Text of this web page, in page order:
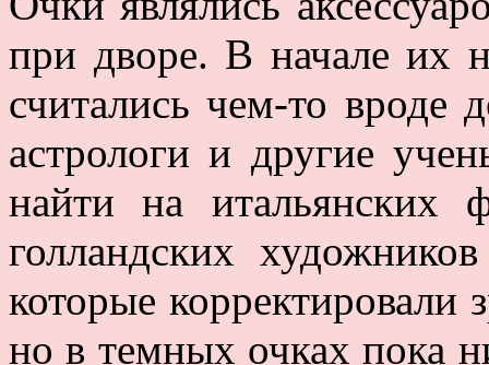
при дворе. В начале их
считались чем-то вроде
астрологи и другие
найти на итальянских
голландских
которые корректировали
но в темных очках пока